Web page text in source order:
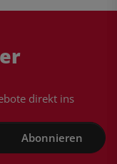
direkt ins
Abonnieren